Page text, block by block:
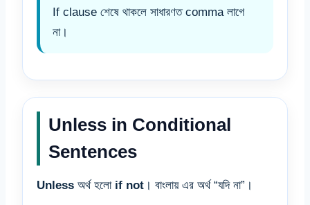
If clause শেষে থাকলে সাধারণত comma লাগে
না।
Unless in Conditional
Sentences
Unless অর্থ হলো if not । বাংলায় এর অর্থ “যদি না”।